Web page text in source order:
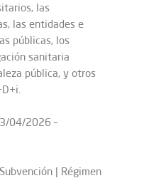
las
las entidades e
públicas, los
sanitaria
pública, y otros
04/2026 –
| Régimen